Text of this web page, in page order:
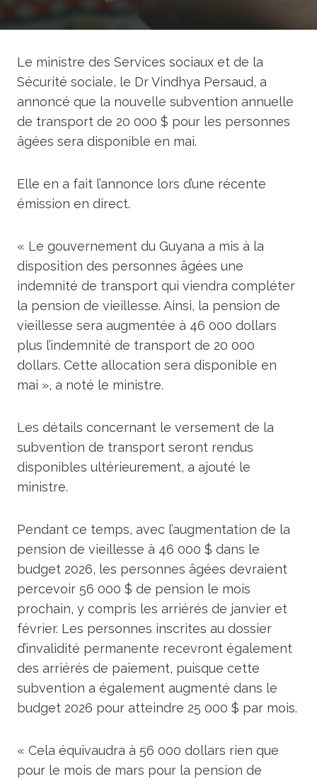
Le ministre des Services sociaux et de la
Sécurité sociale, le Dr Vindhya Persaud, a
annoncé que la nouvelle subvention annuelle
de transport de 20 000 $ pour les personnes
âgées sera disponible en mai.
Elle en a fait l’annonce lors d’une récente
émission en direct.
« Le gouvernement du Guyana a mis à la
disposition des personnes âgées une
indemnité de transport qui viendra compléter
la pension de vieillesse. Ainsi, la pension de
vieillesse sera augmentée à 46 000 dollars
plus l’indemnité de transport de 20 000
dollars. Cette allocation sera disponible en
mai », a noté le ministre.
Les détails concernant le versement de la
subvention de transport seront rendus
disponibles ultérieurement, a ajouté le
ministre.
Pendant ce temps, avec l’augmentation de la
pension de vieillesse à 46 000 $ dans le
budget 2026, les personnes âgées devraient
percevoir 56 000 $ de pension le mois
prochain, y compris les arriérés de janvier et
février. Les personnes inscrites au dossier
d’invalidité permanente recevront également
des arriérés de paiement, puisque cette
subvention a également augmenté dans le
budget 2026 pour atteindre 25 000 $ par mois.
« Cela équivaudra à 56 000 dollars rien que
pour le mois de mars pour la pension de